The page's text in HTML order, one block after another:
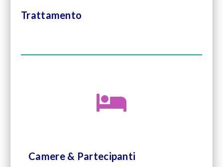
Trattamento
Camere & Partecipanti